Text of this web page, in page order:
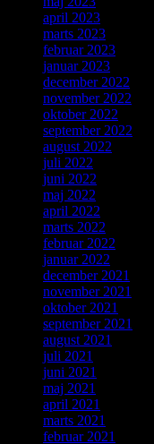
april 2023
marts 2023
februar 2023
januar 2023
december 2022
november 2022
oktober 2022
september 2022
august 2022
juli 2022
juni 2022
maj 2022
april 2022
marts 2022
februar 2022
januar 2022
december 2021
november 2021
oktober 2021
september 2021
august 2021
juli 2021
juni 2021
maj 2021
april 2021
marts 2021
februar 2021